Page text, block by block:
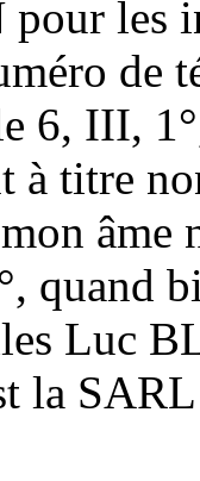
les
de
6, III,
à titre
âme
quand
Luc
la